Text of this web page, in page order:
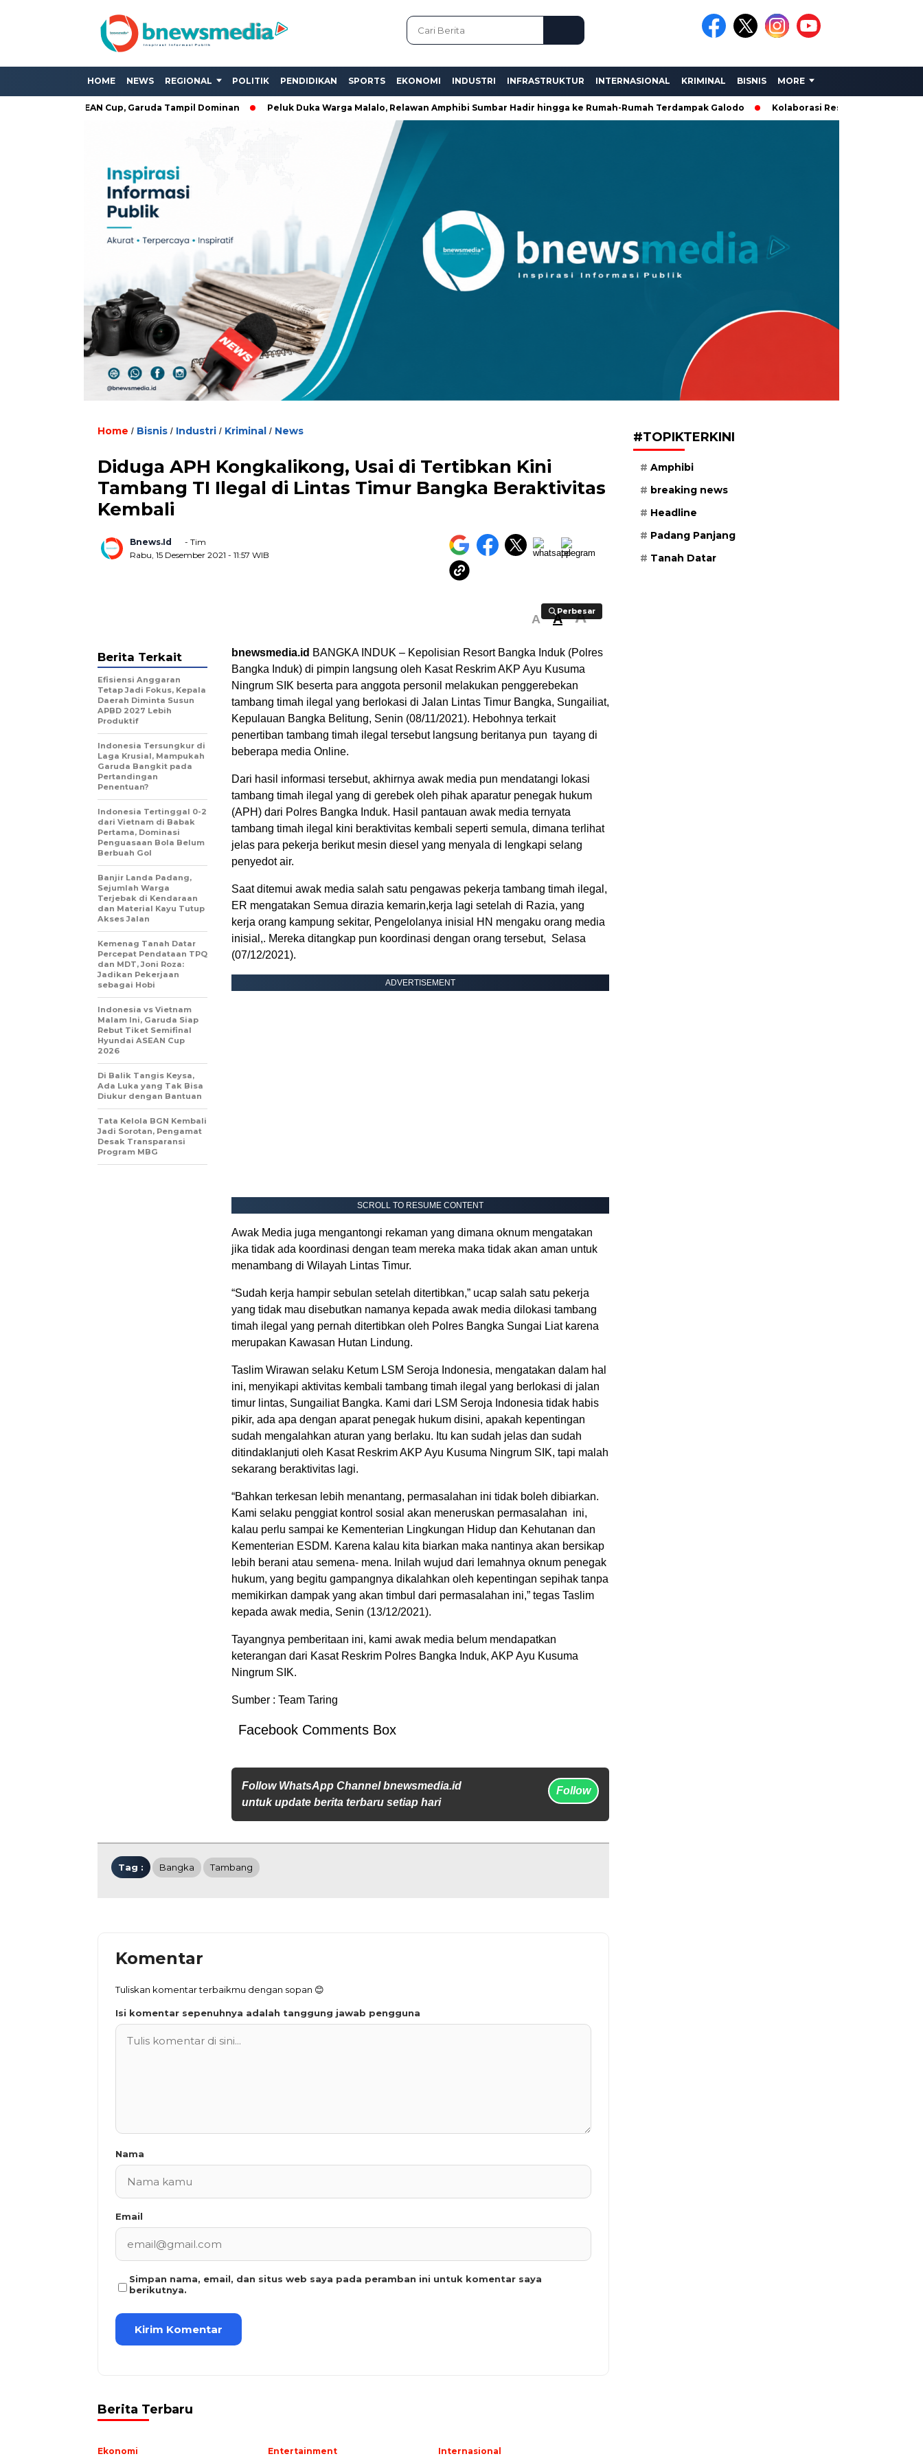
HOME NEWS REGIONAL POLITIK PENDIDIKAN SPORTS EKONOMI INDUSTRI INFRASTRUKTUR INTERNASIONAL KRIMINAL BISNIS MORE
di ASEAN Cup, Garuda Tampil Dominan Peluk Duka Warga Malalo, Relawan Amphibi Sumbar Hadir hingga ke Rumah-Rumah Terdampak Galodo Kolaborasi Rescue: Amphibi Sumbar,
Home / Bisnis / Industri / Kriminal / News
Diduga APH Kongkalikong, Usai di Tertibkan Kini
Tambang TI Ilegal di Lintas Timur Bangka Beraktivitas
Kembali
Bnews.id
- Tim
Rabu, 15 Desember 2021 - 11:57 WIB
Perbesar
Perbesar
A A A
bnewsmedia.id BANGKA INDUK – Kepolisian Resort Bangka Induk (Polres
Bangka Induk) di pimpin langsung oleh Kasat Reskrim AKP Ayu Kusuma
Ningrum SIK beserta para anggota personil melakukan penggerebekan
tambang timah ilegal yang berlokasi di Jalan Lintas Timur Bangka, Sungailiat,
Kepulauan Bangka Belitung, Senin (08/11/2021). Hebohnya terkait
penertiban tambang timah ilegal tersebut langsung beritanya pun tayang di
beberapa media Online.
Dari hasil informasi tersebut, akhirnya awak media pun mendatangi lokasi
tambang timah ilegal yang di gerebek oleh pihak aparatur penegak hukum
(APH) dari Polres Bangka Induk. Hasil pantauan awak media ternyata
tambang timah ilegal kini beraktivitas kembali seperti semula, dimana terlihat
jelas para pekerja berikut mesin diesel yang menyala di lengkapi selang
penyedot air.
Saat ditemui awak media salah satu pengawas pekerja tambang timah ilegal,
ER mengatakan Semua dirazia kemarin,kerja lagi setelah di Razia, yang
kerja orang kampung sekitar, Pengelolanya inisial HN mengaku orang media
inisial,. Mereka ditangkap pun koordinasi dengan orang tersebut, Selasa
(07/12/2021).
ADVERTISEMENT
SCROLL TO RESUME CONTENT
Awak Media juga mengantongi rekaman yang dimana oknum mengatakan
jika tidak ada koordinasi dengan team mereka maka tidak akan aman untuk
menambang di Wilayah Lintas Timur.
“Sudah kerja hampir sebulan setelah ditertibkan,” ucap salah satu pekerja
yang tidak mau disebutkan namanya kepada awak media dilokasi tambang
timah ilegal yang pernah ditertibkan oleh Polres Bangka Sungai Liat karena
merupakan Kawasan Hutan Lindung.
Taslim Wirawan selaku Ketum LSM Seroja Indonesia, mengatakan dalam hal
ini, menyikapi aktivitas kembali tambang timah ilegal yang berlokasi di jalan
timur lintas, Sungailiat Bangka. Kami dari LSM Seroja Indonesia tidak habis
pikir, ada apa dengan aparat penegak hukum disini, apakah kepentingan
sudah mengalahkan aturan yang berlaku. Itu kan sudah jelas dan sudah
ditindaklanjuti oleh Kasat Reskrim AKP Ayu Kusuma Ningrum SIK, tapi malah
sekarang beraktivitas lagi.
“Bahkan terkesan lebih menantang, permasalahan ini tidak boleh dibiarkan.
Kami selaku penggiat kontrol sosial akan meneruskan permasalahan ini,
kalau perlu sampai ke Kementerian Lingkungan Hidup dan Kehutanan dan
Kementerian ESDM. Karena kalau kita biarkan maka nantinya akan bersikap
lebih berani atau semena- mena. Inilah wujud dari lemahnya oknum penegak
hukum, yang begitu gampangnya dikalahkan oleh kepentingan sepihak tanpa
memikirkan dampak yang akan timbul dari permasalahan ini,” tegas Taslim
kepada awak media, Senin (13/12/2021).
Tayangnya pemberitaan ini, kami awak media belum mendapatkan
keterangan dari Kasat Reskrim Polres Bangka Induk, AKP Ayu Kusuma
Ningrum SIK.
Sumber : Team Taring
Facebook Comments Box
Follow WhatsApp Channel bnewsmedia.id
untuk update berita terbaru setiap hari
Follow
Berita Terkait
Efisiensi Anggaran
Tetap Jadi Fokus, Kepala
Daerah Diminta Susun
APBD 2027 Lebih
Produktif
Indonesia Tersungkur di
Laga Krusial, Mampukah
Garuda Bangkit pada
Pertandingan
Penentuan?
Indonesia Tertinggal 0-2
dari Vietnam di Babak
Pertama, Dominasi
Penguasaan Bola Belum
Berbuah Gol
Banjir Landa Padang,
Sejumlah Warga
Terjebak di Kendaraan
dan Material Kayu Tutup
Akses Jalan
Kemenag Tanah Datar
Percepat Pendataan TPQ
dan MDT, Joni Roza:
Jadikan Pekerjaan
sebagai Hobi
Indonesia vs Vietnam
Malam Ini, Garuda Siap
Rebut Tiket Semifinal
Hyundai ASEAN Cup
2026
Di Balik Tangis Keysa,
Ada Luka yang Tak Bisa
Diukur dengan Bantuan
Tata Kelola BGN Kembali
Jadi Sorotan, Pengamat
Desak Transparansi
Program MBG
Tag : Bangka Tambang
Komentar
Tuliskan komentar terbaikmu dengan sopan 😊
Isi komentar sepenuhnya adalah tanggung jawab pengguna
Nama
Email
Simpan nama, email, dan situs web saya pada peramban ini untuk komentar saya
berikutnya.
Berita Terbaru
Ekonomi Entertainment Internasional
#TOPIKTERKINI
Amphibi
breaking news
Headline
Padang Panjang
Tanah Datar